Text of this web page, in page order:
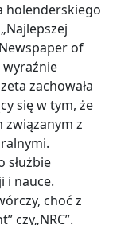
holenderskiego
of
wyraźnie
zachowała
się w tym, że
związanym z
służbie
i nauce.
choć z
czy„NRC”.